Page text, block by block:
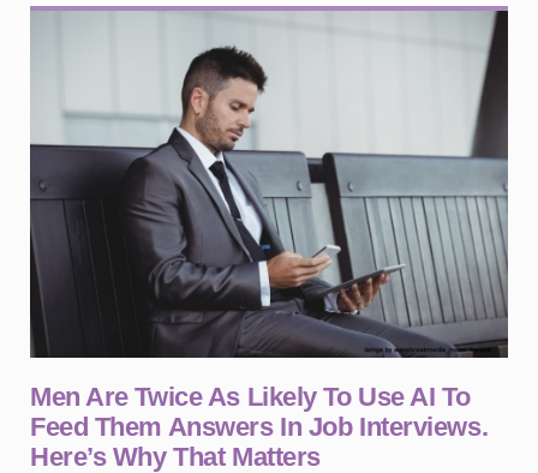
Men Are Twice As Likely To Use AI To
Feed Them Answers In Job Interviews.
Here’s Why That Matters